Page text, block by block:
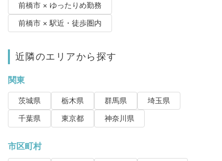
前橋市 × ゆったりめ勤務
前橋市 × 駅近・徒歩圏内
近隣のエリアから探す
関東
茨城県 栃木県 群馬県
埼玉県
千葉県
東京都 神奈川県
市区町村